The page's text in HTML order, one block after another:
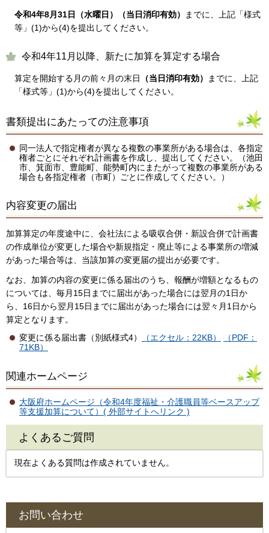
令和4年8月31日（水曜日）（当日消印有効）
までに、上記「様式
等」(1)から(4)を提出してください。
令和4年11月以降、新たに加算を算定する場合
算定を開始する月の前々月の末日 （当日消印有効）
までに、上記
「様式等」(1)から(4)を提出してください。
書類提出にあたっての注意事項
同一法人で指定権者が異なる複数の事業所がある場合は、各指定
権者ごとにそれぞれ計画書を作成し、提出してください。（池田
市、箕面市、豊能町、能勢町内にまたがって複数の事業所がある
場合も各指定権者（市町）ごとに作成してください。）
内容変更の届出
加算算定の年度途中に、会社法による吸収合併・新設合併で計画書
の作成単位が変更した場合や新規指定・廃止等による事業所の増減
があった場合等は、当該加算の変更届の提出が必要です。
なお、加算の内容の変更に係る届出のうち、報酬が増額となるもの
については、毎月15日までに届出があった場合には翌月の1日か
ら、16日から翌月15日までに届出があった場合には翌々月1日から
算定となります。
変更に係る届出書（別紙様式4）
（エクセル：22KB）
（PDF：
71KB）
関連ホームページ
大阪府ホームページ（令和4年度福祉・介護職員等ベースアップ
等支援加算について）( 外部サイトへリンク )
よくあるご質問
現在よくある質問は作成されていません。
お問い合わせ